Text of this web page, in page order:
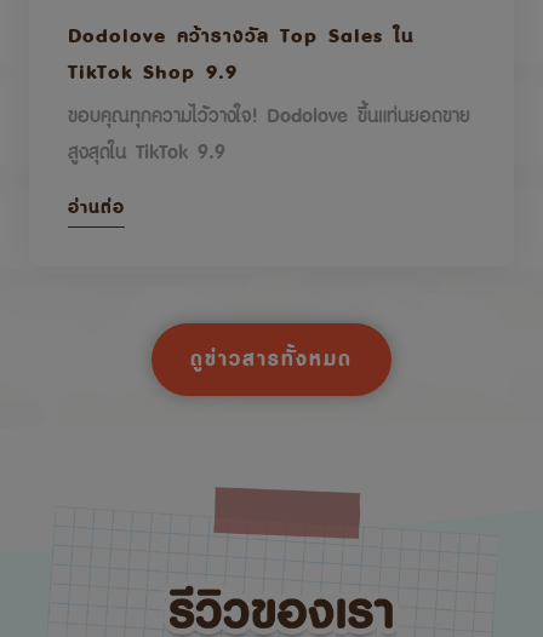
Dodolove คว้ารางวัล Top Sales ใน
TikTok Shop 9.9
ขอบคุณทุกความไว้วางใจ! Dodolove ขึ้นแท่นยอดขาย
สูงสุดใน TikTok 9.9
อ่านต่อ
ดูข่าวสารทั้งหมด